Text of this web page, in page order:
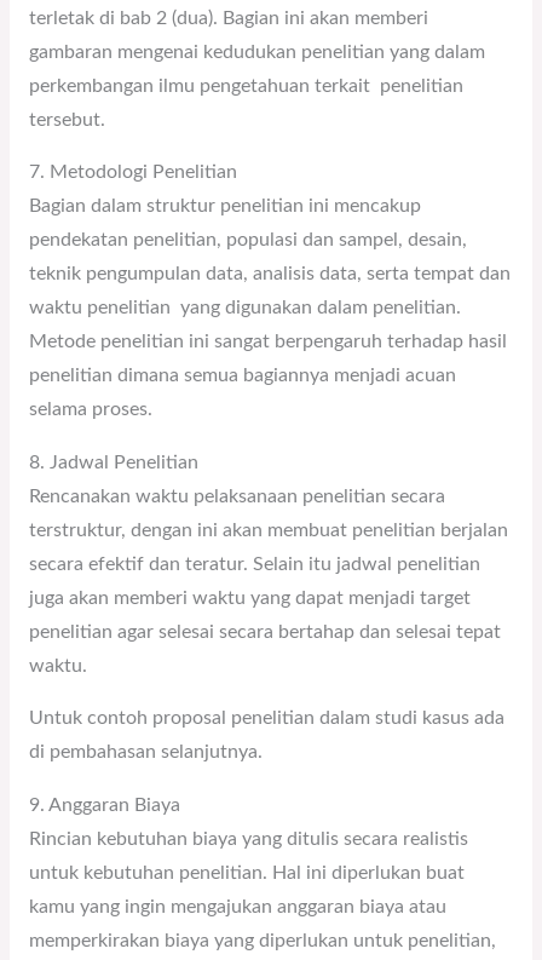
terletak di bab 2 (dua). Bagian ini akan memberi
gambaran mengenai kedudukan penelitian yang dalam
perkembangan ilmu pengetahuan terkait penelitian
tersebut.
7. Metodologi Penelitian
Bagian dalam struktur penelitian ini mencakup
pendekatan penelitian, populasi dan sampel, desain,
teknik pengumpulan data, analisis data, serta tempat dan
waktu penelitian yang digunakan dalam penelitian.
Metode penelitian ini sangat berpengaruh terhadap hasil
penelitian dimana semua bagiannya menjadi acuan
selama proses.
8. Jadwal Penelitian
Rencanakan waktu pelaksanaan penelitian secara
terstruktur, dengan ini akan membuat penelitian berjalan
secara efektif dan teratur. Selain itu jadwal penelitian
juga akan memberi waktu yang dapat menjadi target
penelitian agar selesai secara bertahap dan selesai tepat
waktu.
Untuk contoh proposal penelitian dalam studi kasus ada
di pembahasan selanjutnya.
9. Anggaran Biaya
Rincian kebutuhan biaya yang ditulis secara realistis
untuk kebutuhan penelitian. Hal ini diperlukan buat
kamu yang ingin mengajukan anggaran biaya atau
memperkirakan biaya yang diperlukan untuk penelitian,